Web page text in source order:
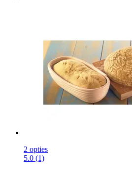
2 opties
5.0 (1)